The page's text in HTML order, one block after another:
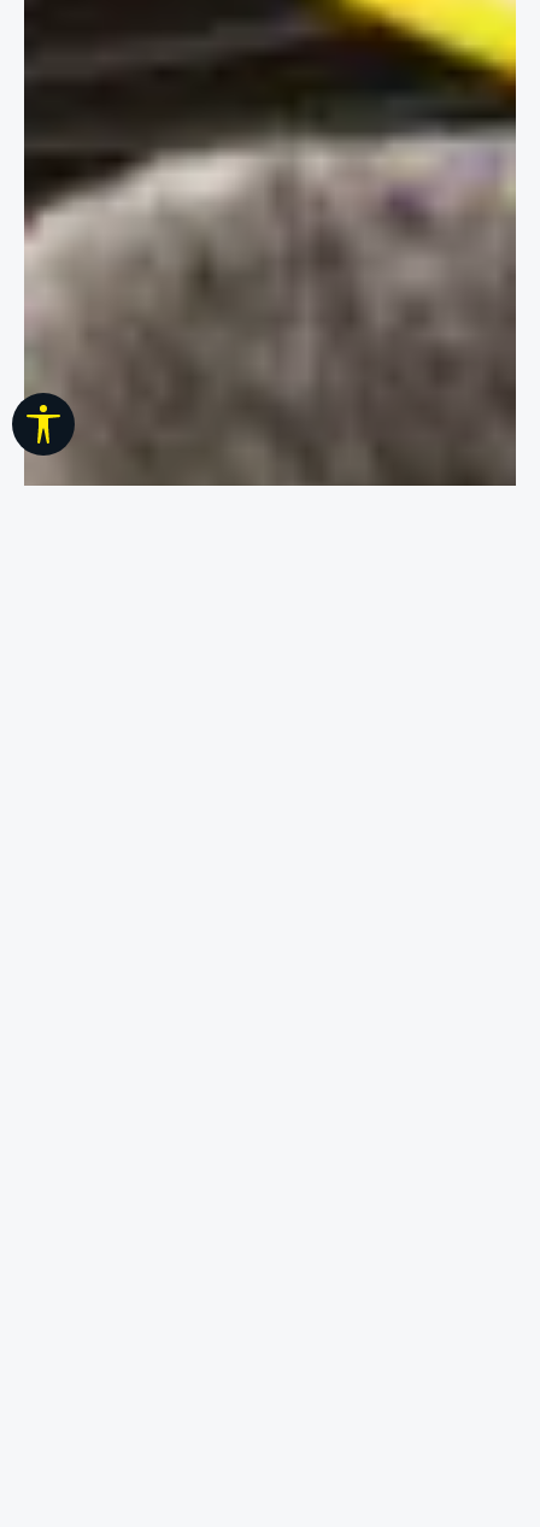
Werkzeugleiste anzeigen